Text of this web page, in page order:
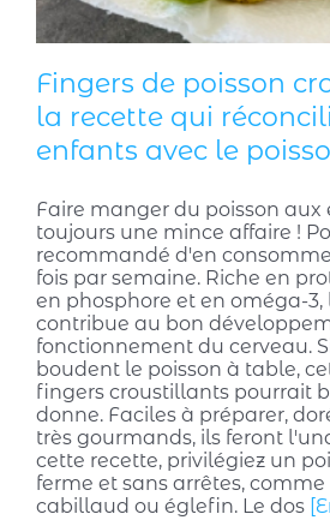
Fingers de poisson
la recette qui
enfants avec le
Faire manger du poisson aux
toujours une mince affaire !
recommandé d'en
fois par semaine. Riche en
en phosphore et en oméga-3,
contribue au bon
fonctionnement du cerveau.
boudent le poisson à table,
fingers croustillants pourrait
donne. Faciles à préparer,
très gourmands, ils feront
cette recette, privilégiez un
ferme et sans arrêtes,
cabillaud ou églefin. Le dos